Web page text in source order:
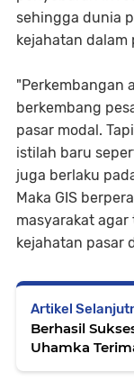
sehingga dunia
kejahatan dalam
"Perkembangan
berkembang
pasar modal.
istilah baru
juga berlaku
Maka GIS
masyarakat
kejahatan pasar
Artikel
Berhasil
Uhamka